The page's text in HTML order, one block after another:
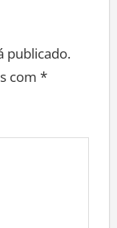
publicado.
com *